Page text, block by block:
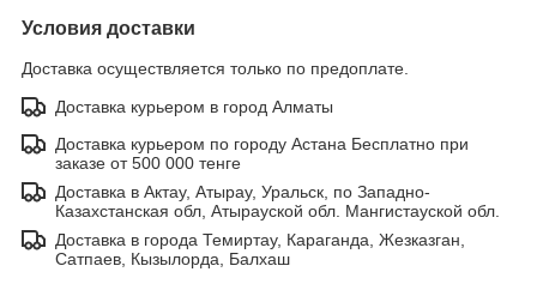
Условия доставки
Доставка осуществляется только по предоплате.
Доставка курьером в город Алматы
Доставка курьером по городу Астана Бесплатно при
заказе от 500 000 тенге
Доставка в Актау, Атырау, Уральск, по Западно-
Казахстанская обл, Атырауской обл. Мангистауской обл.
Доставка в города Темиртау, Караганда, Жезказган,
Сатпаев, Кызылорда, Балхаш